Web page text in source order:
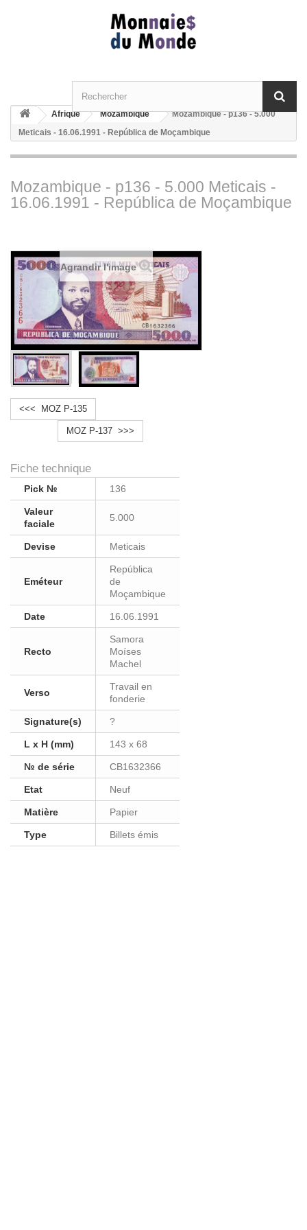
Afrique Mozambique
Mozambique - p136 - 5.000
Meticais - 16.06.1991 - República de Moçambique
Mozambique - p136 - 5.000 Meticais -
16.06.1991 - República de Moçambique
Agrandir l'image
<<< MOZ P-135
MOZ P-137 >>>
Fiche technique
Pick № 136
Valeur
faciale
5.000
Devise Meticais
Eméteur
República
de
Moçambique
Date 16.06.1991
Recto
Samora
Moíses
Machel
Verso
Travail en
fonderie
Signature(s) ?
L x H (mm) 143 x 68
№ de série CB1632366
Etat Neuf
Matière Papier
Type Billets émis